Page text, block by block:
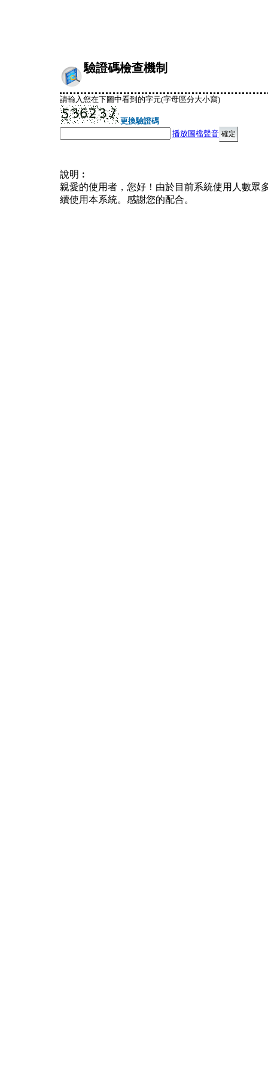
驗證碼檢查機制
請輸入您在下圖中看到的字元(字母區分大小寫)
更換驗證碼
播放圖檔聲音
說明︰
親愛的使用者，您好！由於目前系統使用人數眾
續使用本系統。感謝您的配合。